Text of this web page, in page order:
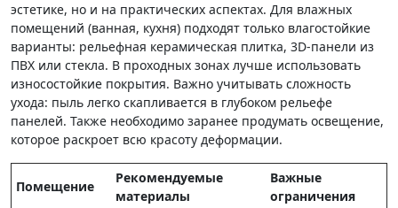
эстетике, но и на практических аспектах. Для влажных
помещений (ванная, кухня) подходят только влагостойкие
варианты: рельефная керамическая плитка, 3D-панели из
ПВХ или стекла. В проходных зонах лучше использовать
износостойкие покрытия. Важно учитывать сложность
ухода: пыль легко скапливается в глубоком рельефе
панелей. Также необходимо заранее продумать освещение,
которое раскроет всю красоту деформации.
Помещение
Рекомендуемые
материалы
Важные
ограничения